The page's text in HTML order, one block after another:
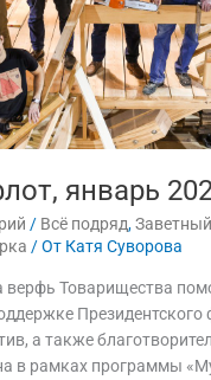
январь
/ Всё подряд,
/ От Катя Суворова
верфь Товарищества
Президентского
а также
в рамках программы